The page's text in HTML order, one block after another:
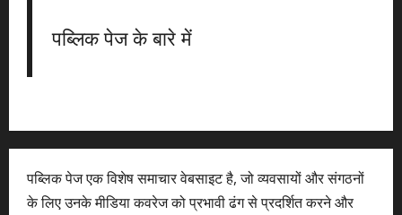
पब्लिक पेज के बारे में
पब्लिक पेज एक विशेष समाचार वेबसाइट है, जो व्यवसायों और संगठनों
के लिए उनके मीडिया कवरेज को प्रभावी ढंग से प्रदर्शित करने और